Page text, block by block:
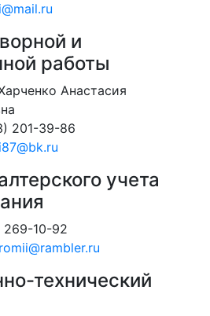
и
работы
Анастасия
201-39-86
учета
269-10-92
технический